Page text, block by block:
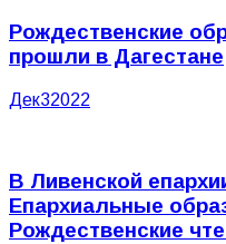
Рождественские
прошли в Дагестане
Дек32022
В Ливенской
Епархиальные
Рождественские